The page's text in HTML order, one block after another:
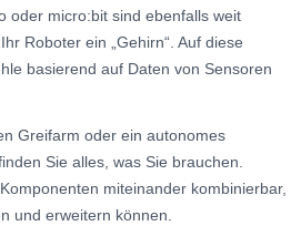
oder micro:bit sind ebenfalls weit
Roboter ein „Gehirn“. Auf diese
basierend auf Daten von Sensoren
Greifarm oder ein autonomes
Sie alles, was Sie brauchen.
miteinander kombinierbar,
und erweitern können.